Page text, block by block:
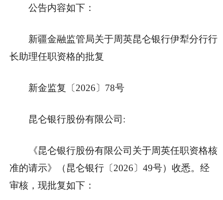
公告内容如下：
新疆金融监管局关于周英昆仑银行伊犁分行行
长助理任职资格的批复
新金监复〔2026〕78号
昆仑银行股份有限公司:
《昆仑银行股份有限公司关于周英任职资格核
准的请示》（昆仑银行〔2026〕49号）收悉。经
审核，现批复如下：